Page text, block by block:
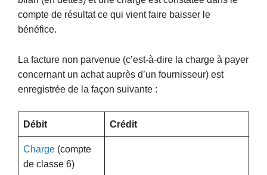
compte de résultat ce qui vient faire baisser le
bénéfice.
La facture non parvenue (c’est-à-dire la charge à payer
concernant un achat auprès d’un fournisseur) est
enregistrée de la façon suivante :
Débit Crédit
Charge (compte
de classe 6)